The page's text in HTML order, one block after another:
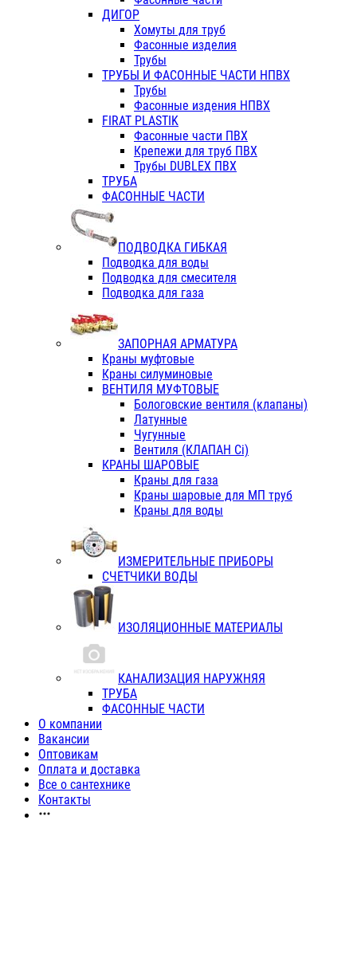
ДИГОР
Хомуты для труб
Фасонные изделия
Трубы
ТРУБЫ И ФАСОННЫЕ ЧАСТИ НПВХ
Трубы
Фасонные издения НПВХ
FIRAT PLASTIK
Фасонные части ПВХ
Крепежи для труб ПВХ
Трубы DUBLEX ПВХ
ТРУБА
ФАСОННЫЕ ЧАСТИ
ПОДВОДКА ГИБКАЯ
Подводка для воды
Подводка для смесителя
Подводка для газа
ЗАПОРНАЯ АРМАТУРА
Краны муфтовые
Краны силуминовые
ВЕНТИЛЯ МУФТОВЫЕ
Бологовские вентиля (клапаны)
Латунные
Чугунные
Вентиля (КЛАПАН Сi)
КРАНЫ ШАРОВЫЕ
Краны для газа
Краны шаровые для МП труб
Краны для воды
ИЗМЕРИТЕЛЬНЫЕ ПРИБОРЫ
СЧЕТЧИКИ ВОДЫ
ИЗОЛЯЦИОННЫЕ МАТЕРИАЛЫ
КАНАЛИЗАЦИЯ НАРУЖНЯЯ
ТРУБА
ФАСОННЫЕ ЧАСТИ
О компании
Вакансии
Оптовикам
Оплата и доставка
Все о сантехнике
Контакты